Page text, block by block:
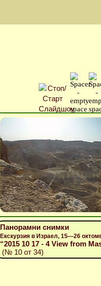
Панорамни снимки
Екскурзия в Израел, 15—26
“2015 10 17 - 4 View from
(№ 10 от 34)